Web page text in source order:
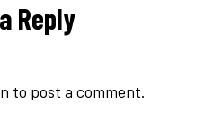
Reply
to post a comment.